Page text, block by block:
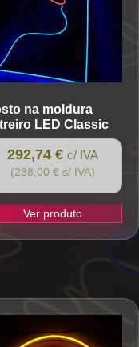
na moldura
LED Classic
292,74 € c/ IVA
(238,00 € s/ IVA)
Ver produto